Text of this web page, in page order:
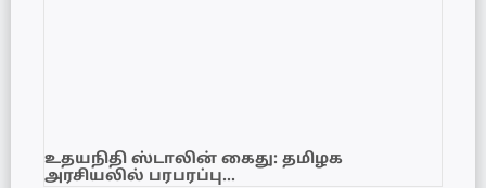
உதயநிதி ஸ்டாலின் கைது: தமிழக
அரசியலில் பரபரப்பு…